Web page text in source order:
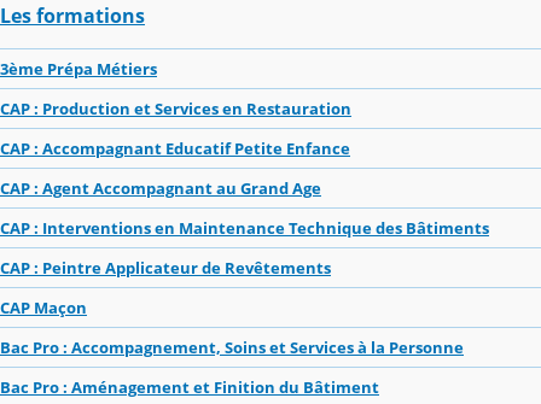
Les formations
3ème Prépa Métiers
CAP : Production et Services en Restauration
CAP : Accompagnant Educatif Petite Enfance
CAP : Agent Accompagnant au Grand Age
CAP : Interventions en Maintenance Technique des Bâtiments
CAP : Peintre Applicateur de Revêtements
CAP Maçon
Bac Pro : Accompagnement, Soins et Services à la Personne
Bac Pro : Aménagement et Finition du Bâtiment